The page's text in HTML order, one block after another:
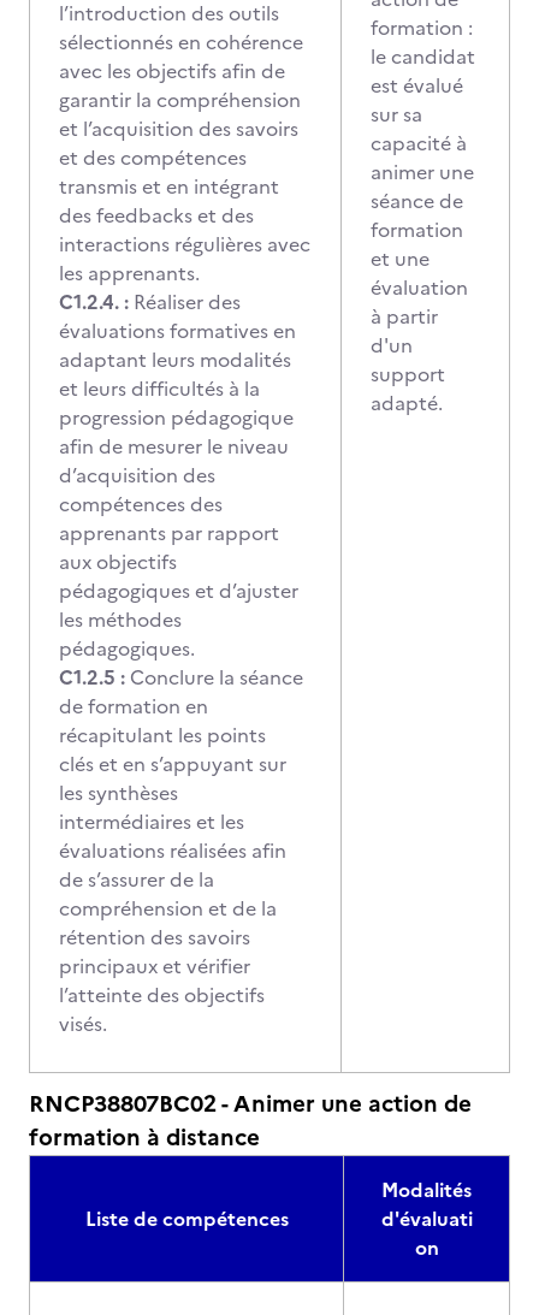
l’introduction des outils
sélectionnés en cohérence
avec les objectifs afin de
garantir la compréhension
et l’acquisition des savoirs
et des compétences
transmis et en intégrant
des feedbacks et des
interactions régulières avec
les apprenants.
C1.2.4. : Réaliser des
évaluations formatives en
adaptant leurs modalités
et leurs difficultés à la
progression pédagogique
afin de mesurer le niveau
d’acquisition des
compétences des
apprenants par rapport
aux objectifs
pédagogiques et d’ajuster
les méthodes
pédagogiques.
C1.2.5 : Conclure la séance
de formation en
récapitulant les points
cléset en s’appuyant sur
les synthèses
intermédiaires et les
évaluations réalisées afin
de s’assurer de la
compréhension et de la
rétention des savoirs
principaux et vérifier
l’atteinte des objectifs
visés.
formation :
le candidat
est évalué
sur sa
capacité à
animer une
séance de
formation
et une
évaluation
à partir
d'un
support
adapté.
RNCP38807BC02 - Animer une action de
formation à distance
Liste de compétences
Modalités
d'évaluati
on